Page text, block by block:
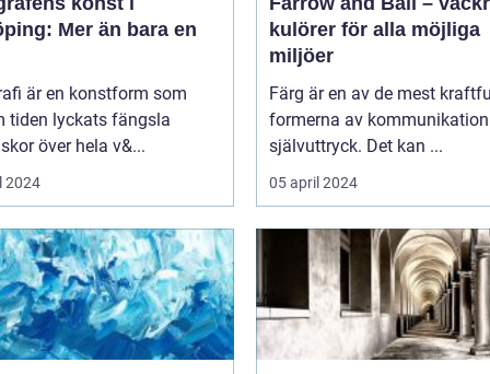
Mer än bara en
är en konstform som
tiden lyckats fängsla
över hela v&...
2024
kulörer för alla möjliga
miljöer
Färg är en av de mest
formerna av
självuttryck. Det kan ...
05 april 2024